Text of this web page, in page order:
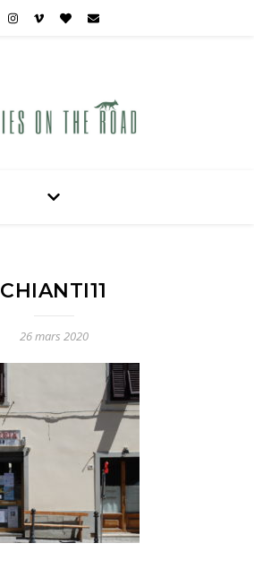
CHIANTI11
26 mars 2020